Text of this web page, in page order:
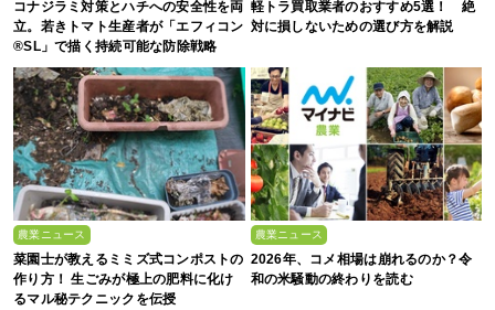
コナジラミ対策とハチへの安全性を両
立。若きトマト生産者が「エフィコン
®SL」で描く持続可能な防除戦略
軽トラ買取業者のおすすめ5選！ 絶
対に損しないための選び方を解説
農業ニュース
菜園士が教えるミミズ式コンポストの
作り方！ 生ごみが極上の肥料に化け
るマル秘テクニックを伝授
農業ニュース
2026年、コメ相場は崩れるのか？令
和の米騒動の終わりを読む